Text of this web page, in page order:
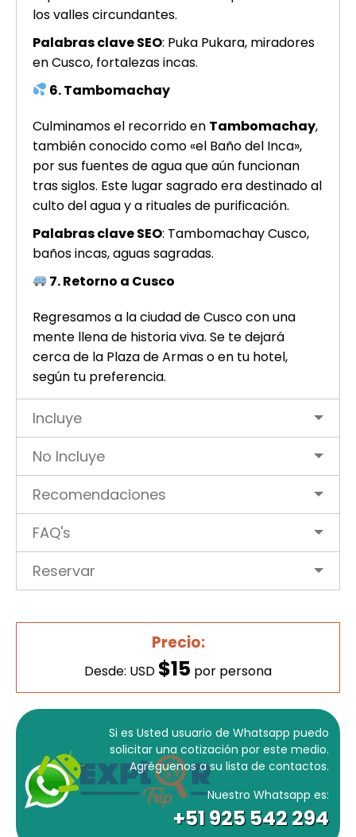
los valles circundantes.
Palabras clave SEO: Puka Pukara, miradores
en Cusco, fortalezas incas.
6. Tambomachay
Culminamos el recorrido en Tambomachay,
también conocido como «el Baño del Inca»,
por sus fuentes de agua que aún funcionan
tras siglos. Este lugar sagrado era destinado al
culto del agua y a rituales de purificación.
Palabras clave SEO: Tambomachay Cusco,
baños incas, aguas sagradas.
7. Retorno a Cusco
Regresamos a la ciudad de Cusco con una
mente llena de historia viva. Se te dejará
cerca de la Plaza de Armas o en tu hotel,
según tu preferencia.
Incluye
No Incluye
Recomendaciones
FAQ's
Reservar
Precio:
Desde: USD $15 por persona
Si es Usted usuario de Whatsapp puedo
solicitar una cotización por este medio.
Agréguenos a su lista de contactos.
Nuestro Whatsapp es:
+51 925 542 294